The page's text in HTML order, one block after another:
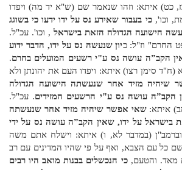
כט) איתא: וזהו שנאמר שם (ש"א יד מה) ויפדו
וכו',כי בעבור שאירע נס על ידו ידעו כי בשוגג
הישועה הגדולה הזאת בישראל , וכו'. עכ"ל.
החרם" וז"ל: כיון שנעשה נס על ידו, הדבר ידוע
הקב”ה עושה נס ע"י רשעים המועלים בחרם.
סימן רצו) איתא: ויפדו העם את יהונתן ולא
שיהיה מזיד אחר שנעשתה הישועה הגדולה
הקב”ה עושה נס ע"י הרשעים המזידים. עכ"ל.
איתא:שאי אפשר שיהיה מזיד אחר שנעשתה
בישראל על ידו, שאין הקב”ה עושה נס על ידי
(במדבר לא, ו) איתא: וישלח אתם משה
כל עם הצבא, ואף על פי שהיו המדינים עם רב
מאד. והטעם,כי הנכשלים בבנות מואב היו רבים